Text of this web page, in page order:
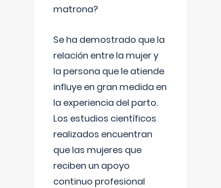
matrona?
Se ha demostrado que la
relación entre la mujer y
la persona que le atiende
influye en gran medida en
la experiencia del parto.
Los estudios científicos
realizados encuentran
que las mujeres que
reciben un apoyo
continuo profesional